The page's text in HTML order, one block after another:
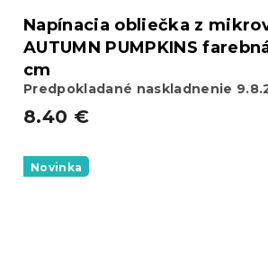
Napínacia obliečka z
AUTUMN PUMPKINS
cm
Predpokladané naskladnenie
8.40 €
Novinka